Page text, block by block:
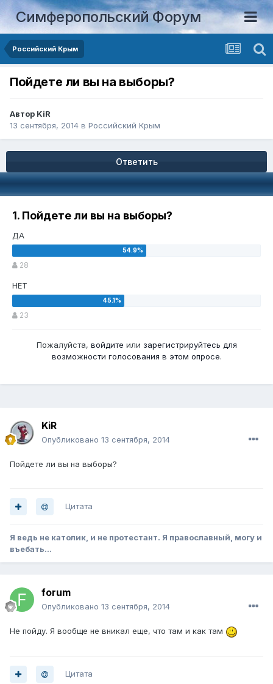
Симферопольский Форум
Российский Крым
Пойдете ли вы на выборы?
Автор KiR
13 сентября, 2014 в Российский Крым
Ответить
1. Пойдете ли вы на выборы?
ДА
28
НЕТ
23
Пожалуйста, войдите или зарегистрируйтесь для
возможности голосования в этом опросе.
KiR
Опубликовано 13 сентября, 2014
Пойдете ли вы на выборы?
Цитата
Я ведь не католик, и не протестант. Я православный, могу и
въебать...
forum
Опубликовано 13 сентября, 2014
Не пойду. Я вообще не вникал еще, что там и как там
Цитата